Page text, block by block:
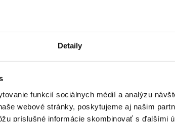
Detaily
funkcií sociálnych médií a analýzu
webové stránky, poskytujeme aj našim
príslušné informácie skombinovať s ďalšími
Pracovná šírka: 1,00 m/ 1,20 m/ 1,40 m
MU-O Vario